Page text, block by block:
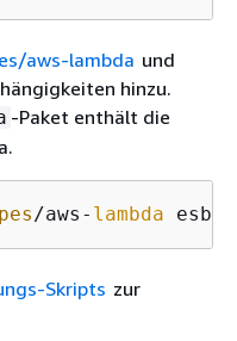
aws-lambda und
hinzu.
-Paket enthält die
/aws- lambda
Skripts zur